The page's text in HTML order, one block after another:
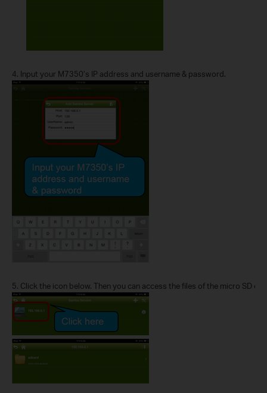
4. Input your M7350’s IP address and username & password.
5. Click the icon below. Then you can access the files of the micro SD